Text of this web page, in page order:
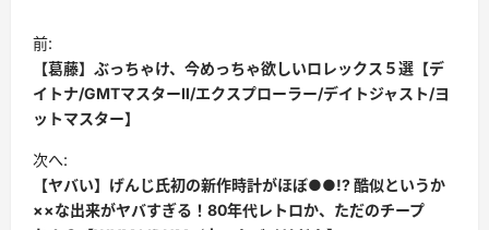
ポ
ス
ト
ナ
ビ
ゲ
前:
【葛藤】ぶっちゃけ、今めっちゃ欲しいロレックス５選【デ
イトナ/GMTマスターⅡ/エクスプローラー/デイトジャスト/ヨ
ットマスター】
次へ:
【ヤバい】げんじ氏初の新作時計がほぼ●●!? 酷似というか
××な出来がヤバすぎる！80年代レトロか、ただのチープ